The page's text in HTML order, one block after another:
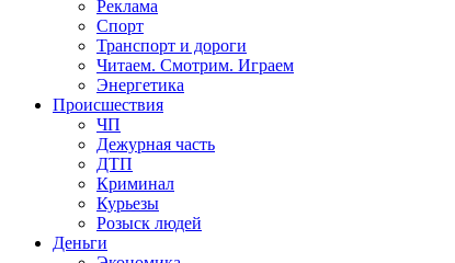
Реклама
Спорт
Транспорт и дороги
Читаем. Смотрим. Играем
Энергетика
Происшествия
ЧП
Дежурная часть
ДТП
Криминал
Курьезы
Розыск людей
Деньги